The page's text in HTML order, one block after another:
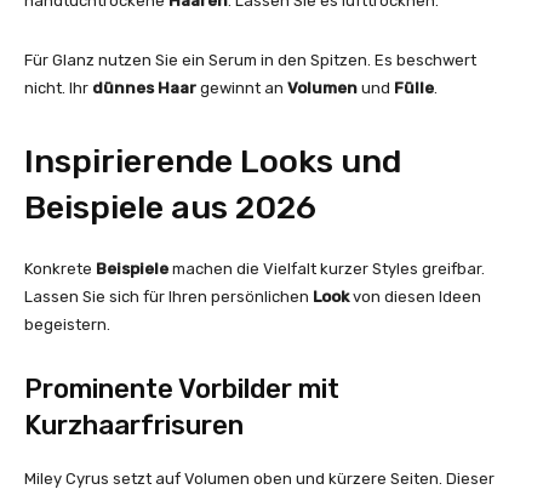
Für Glanz nutzen Sie ein Serum in den Spitzen. Es beschwert
nicht. Ihr dünnes Haar gewinnt an Volumen und Fülle
Inspirierende Looks und
Beispiele aus 2026
Konkrete Beispiele machen die Vielfalt kurzer Styles greifbar.
Lassen Sie sich für Ihren persönlichen Lookvon diesen Ideen
begeistern.
Prominente Vorbilder mit
Kurzhaarfrisuren
Miley Cyrus setzt auf Volumen oben und kürzere Seiten. Dieser